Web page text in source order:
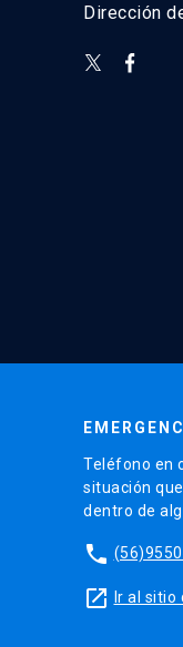
Dirección
Teléfono en
situación
dentro de
phone
launch Ir al sitio